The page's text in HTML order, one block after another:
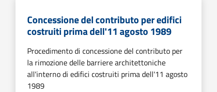
Concessione del contributo per edifici
costruiti prima dell'11 agosto 1989
Procedimento di concessione del contributo per
la rimozione delle barriere architettoniche
all'interno di edifici costruiti prima dell'11 agosto
1989